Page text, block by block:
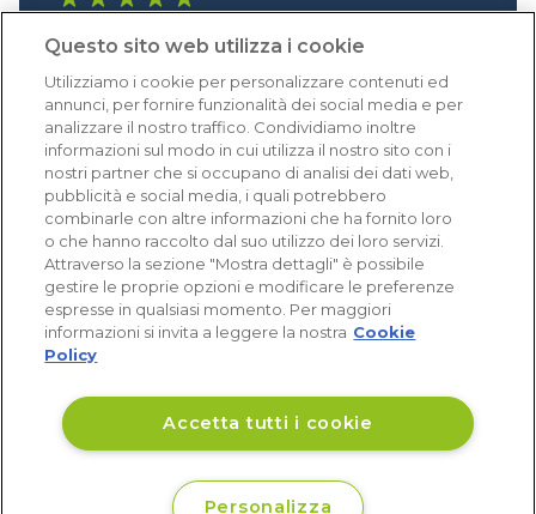
Eccellente (4,8)
Acquisti verificati
Questo sito web utilizza i cookie
Utilizziamo i cookie per personalizzare contenuti ed
annunci, per fornire funzionalità dei social media e per
analizzare il nostro traffico. Condividiamo inoltre
informazioni sul modo in cui utilizza il nostro sito con i
nostri partner che si occupano di analisi dei dati web,
pubblicità e social media, i quali potrebbero
combinarle con altre informazioni che ha fornito loro
o che hanno raccolto dal suo utilizzo dei loro servizi.
Attraverso la sezione "Mostra dettagli" è possibile
gestire le proprie opzioni e modificare le preferenze
espresse in qualsiasi momento. Per maggiori
informazioni si invita a leggere la nostra Cookie
Policy
Accetta tutti i cookie
Personalizza